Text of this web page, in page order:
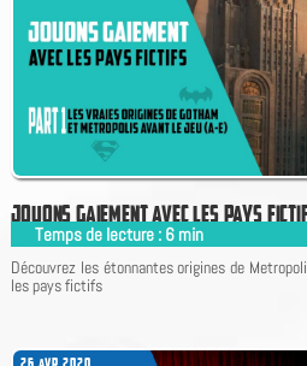
JOUONSGAIEMENTAVECLESPAYSFICTI
Temps de lecture : 6 min
Découvrez les étonnantes origines de
les pays fictifs